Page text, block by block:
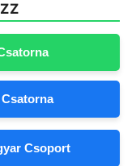
Csoport